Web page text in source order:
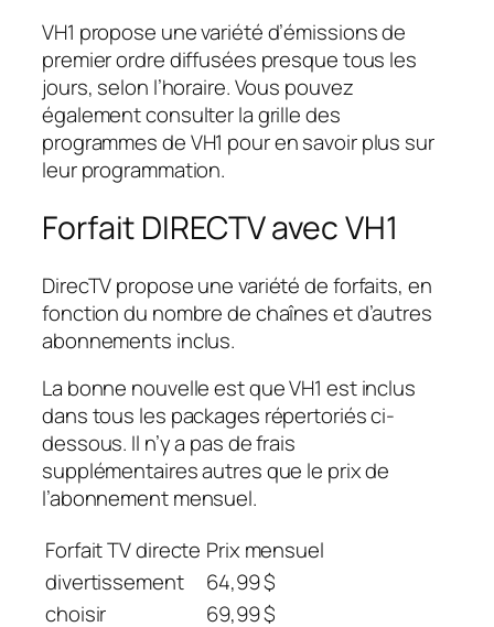
VH1 propose une variété d’émissions de
premier ordre diffusées presque tous les
jours, selon l’horaire. Vous pouvez
également consulter la grille des
programmes de VH1 pour en savoir plus sur
leur programmation.
Forfait DIRECTV avec VH1
DirecTV propose une variété de forfaits, en
fonction du nombre de chaînes et d’autres
abonnements inclus.
La bonne nouvelle est que VH1 est inclus
dans tous les packages répertoriés ci-
dessous. Il n’y a pas de frais
supplémentaires autres que le prix de
l’abonnement mensuel.
Forfait TV directe Prix ​​mensuel
divertissement
64,99 $
choisir
69,99 $